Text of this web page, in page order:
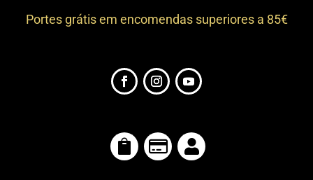
Portes grátis em encomendas superiores a 85€
  